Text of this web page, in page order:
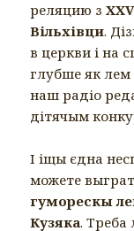
реляцию з
Вільхівци.
в церкви і на
глубше як лем
наш радіо
дітячым
І іщы єдна
можете
гуморескы
Кузяка. Треба